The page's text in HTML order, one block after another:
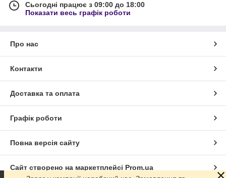
Сьогодні працює з 09:00 до 18:00
Показати весь графік роботи
Про нас
Контакти
Доставка та оплата
Графік роботи
Повна версія сайту
Сайт створено на маркетплейсі Prom.ua